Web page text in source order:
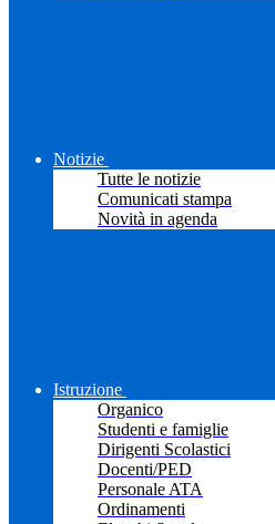
Notizie
Tutte le notizie
Comunicati stampa
Novità in agenda
Istruzione
Organico
Studenti e famiglie
Dirigenti Scolastici
Docenti/PED
Personale ATA
Ordinamenti